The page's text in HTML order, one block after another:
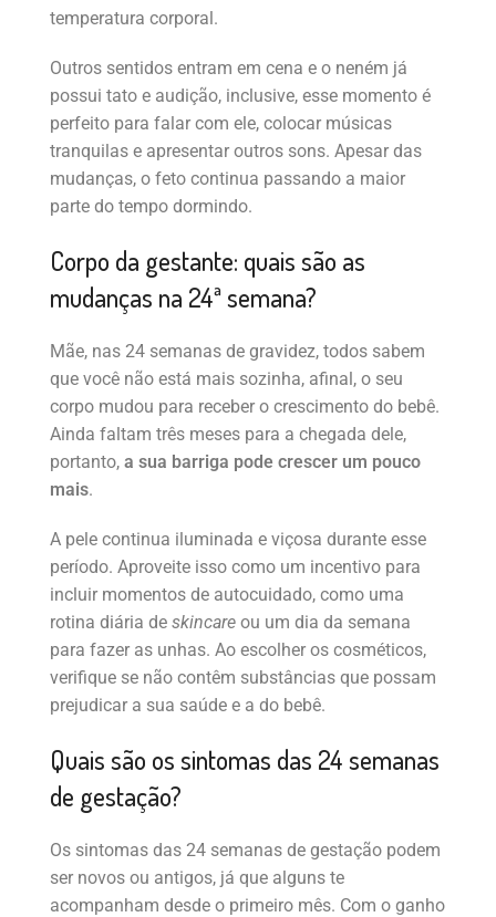
temperatura corporal.
Outros sentidos entram em cena e o neném já
possui tato e audição, inclusive, esse momento é
perfeito para falar com ele, colocar músicas
tranquilas e apresentar outros sons. Apesar das
mudanças, o feto continua passando a maior
parte do tempo dormindo.
Corpo da gestante: quais são as
mudanças na 24ª semana?
Mãe, nas 24 semanas de gravidez, todos sabem
que você não está mais sozinha, afinal, o seu
corpo mudou para receber o crescimento do bebê.
Ainda faltam três meses para a chegada dele,
portanto, a sua barriga pode crescer um pouco
mais.
A pele continua iluminada e viçosa durante esse
período. Aproveite isso como um incentivo para
incluir momentos de autocuidado, como uma
rotina diária de skincare ou um dia da semana
para fazer as unhas. Ao escolher os cosméticos,
verifique se não contêm substâncias que possam
prejudicar a sua saúde e a do bebê.
Quais são os sintomas das 24 semanas
de gestação?
Os sintomas das 24 semanas de gestação podem
ser novos ou antigos, já que alguns te
acompanham desde o primeiro mês. Com o ganho